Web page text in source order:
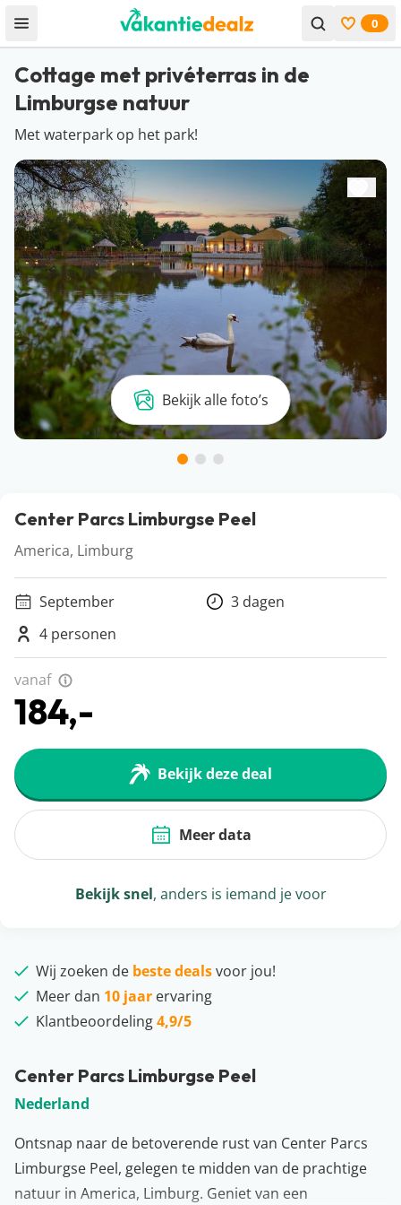
Open menu Bekijk
0
Cottage met privéterras in de
Limburgse natuur
Met waterpark op het park!
Bekijk alle foto’s
Center Parcs Limburgse Peel
Nederland
Ontsnap naar de betoverende rust van Center Parcs
Limburgse Peel, gelegen te midden van de prachtige
natuur in America, Limburg. Geniet van een
Center Parcs Limburgse Peel
America, Limburg
September
3 dagen
4 personen
vanaf
184,-
Bekijk deze deal
Meer data
Bekijk snel, anders is iemand je voor
Wij zoeken de beste dealsvoor jou!
Meer dan 10 jaar ervaring
Klantbeoordeling4,9/5